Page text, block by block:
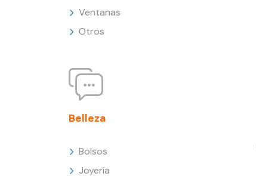
Ventanas
Otros
Belleza
Bolsos
Joyería